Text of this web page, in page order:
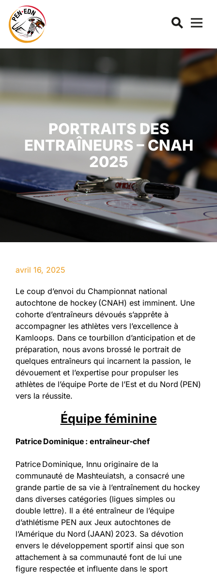
PORTRAITS DES
ENTRAÎNEURS – CNAH
2025
avril 16, 2025
Le coup d’envoi du Championnat national
autochtone de hockey (CNAH) est imminent. Une
cohorte d’entraîneurs dévoués s’apprête à
accompagner les athlètes vers l’excellence à
Kamloops. Dans ce tourbillon d’anticipation et de
préparation, nous avons brossé le portrait de
quelques entraîneurs qui incarnent la passion, le
dévouement et l’expertise pour propulser les
athlètes de l’équipe Porte de l’Est et du Nord (PEN)
vers la réussite.
Équipe féminine
Patrice Dominique : entraîneur-chef
Patrice Dominique, Innu originaire de la
communauté de Mashteuiatsh, a consacré une
grande partie de sa vie à l’entraînement du hockey
dans diverses catégories (ligues simples ou
double lettre). Il a été entraîneur de l’équipe
d’athlétisme PEN aux Jeux autochtones de
l’Amérique du Nord (JAAN) 2023. Sa dévotion
envers le développement sportif ainsi que son
attachement à sa communauté font de lui une
figure respectée et influente dans le sport